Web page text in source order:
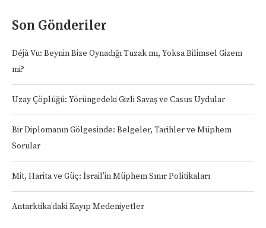
Son Gönderiler
Déjà Vu: Beynin Bize Oynadığı Tuzak mı, Yoksa Bilimsel Gizem
mi?
Uzay Çöplüğü: Yörüngedeki Gizli Savaş ve Casus Uydular
Bir Diplomanın Gölgesinde: Belgeler, Tarihler ve Müphem
Sorular
Mit, Harita ve Güç: İsrail’in Müphem Sınır Politikaları
Antarktika’daki Kayıp Medeniyetler